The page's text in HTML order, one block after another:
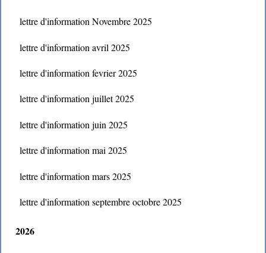
lettre d'information Novembre 2025
lettre d'information avril 2025
lettre d'information fevrier 2025
lettre d'information juillet 2025
lettre d'information juin 2025
lettre d'information mai 2025
lettre d'information mars 2025
lettre d'information septembre octobre 2025
2026